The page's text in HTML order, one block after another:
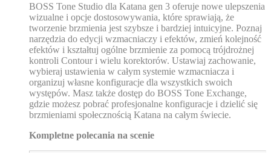
BOSS Tone Studio dla Katana gen 3 oferuje nowe ulepszenia
wizualne i opcje dostosowywania, które sprawiają, że
tworzenie brzmienia jest szybsze i bardziej intuicyjne. Poznaj
narzędzia do edycji wzmacniaczy i efektów, zmień kolejność
efektów i kształtuj ogólne brzmienie za pomocą trójdrożnej
kontroli Contour i wielu korektorów. Ustawiaj zachowanie,
wybieraj ustawienia w całym systemie wzmacniacza i
organizuj własne konfiguracje dla wszystkich swoich
występów. Masz także dostęp do BOSS Tone Exchange,
gdzie możesz pobrać profesjonalne konfiguracje i dzielić się
brzmieniami społecznością Katana na całym świecie.
Kompletne polecania na scenie